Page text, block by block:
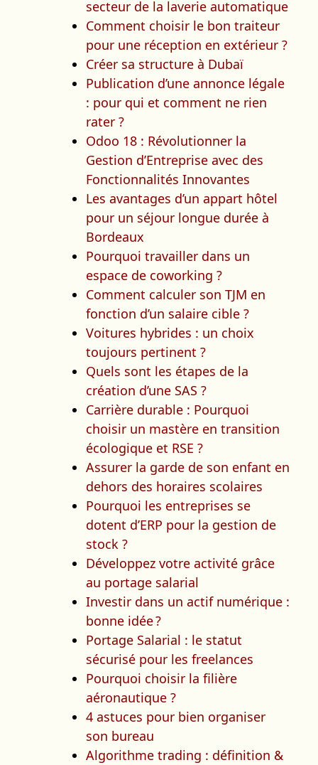
secteur de la laverie automatique
Comment choisir le bon traiteur
pour une réception en extérieur ?
Créer sa structure à Dubaï
Publication d’une annonce légale
: pour qui et comment ne rien
rater ?
Odoo 18 : Révolutionner la
Gestion d’Entreprise avec des
Fonctionnalités Innovantes
Les avantages d’un appart hôtel
pour un séjour longue durée à
Bordeaux
Pourquoi travailler dans un
espace de coworking ?
Comment calculer son TJM en
fonction d’un salaire cible ?
Voitures hybrides : un choix
toujours pertinent ?
Quels sont les étapes de la
création d’une SAS ?
Carrière durable : Pourquoi
choisir un mastère en transition
écologique et RSE ?
Assurer la garde de son enfant en
dehors des horaires scolaires
Pourquoi les entreprises se
dotent d’ERP pour la gestion de
stock ?
Développez votre activité grâce
au portage salarial
Investir dans un actif numérique :
bonne idée ?
Portage Salarial : le statut
sécurisé pour les freelances
Pourquoi choisir la filière
aéronautique ?
4 astuces pour bien organiser
son bureau
Algorithme trading : définition &